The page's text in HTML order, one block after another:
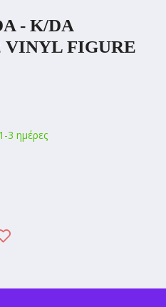
- K/DA
VINYL FIGURE
3 ημέρες